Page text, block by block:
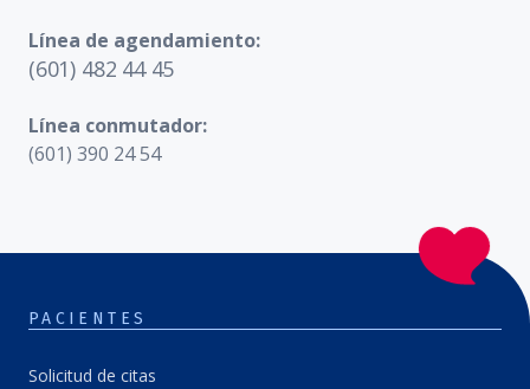
Línea de agendamiento:
(601) 482 44 45
Línea conmutador:
(601) 390 24 54
PACIENTES
Solicitud de citas